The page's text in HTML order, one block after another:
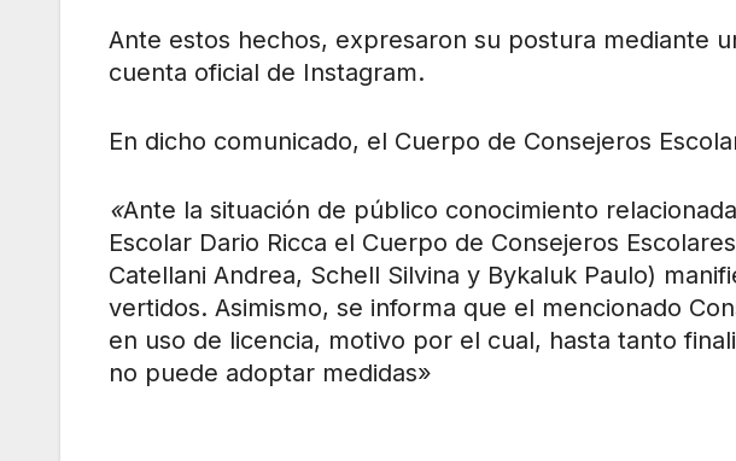
Ante estos hechos, expresaron su postura mediante
cuenta oficial de Instagram.
En dicho comunicado, el Cuerpo de Consejeros
«Ante la situación de público conocimiento
Escolar Dario Ricca el Cuerpo de Consejeros
Catellani Andrea, Schell Silvina y Bykaluk Paulo)
vertidos. Asimismo, se informa que el mencionado
en uso de licencia, motivo por el cual, hasta tanto
no puede adoptar medidas»